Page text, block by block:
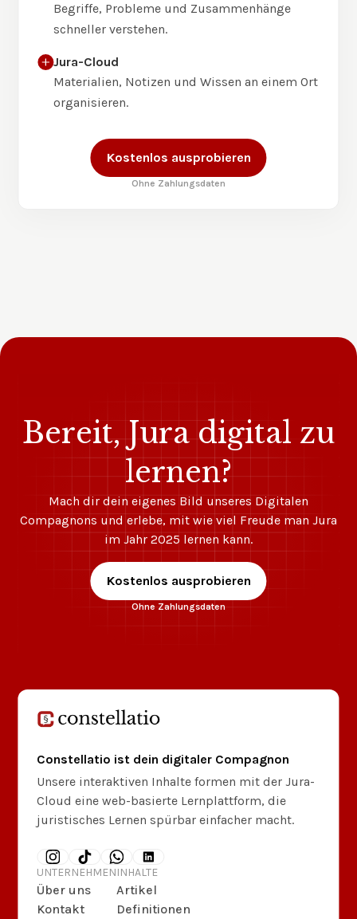
Begriffe, Probleme und Zusammenhänge
schneller verstehen.
Jura-Cloud
Materialien, Notizen und Wissen an einem Ort
organisieren.
Kostenlos ausprobieren
Ohne Zahlungsdaten
Bereit, Jura digital zu
lernen?
Mach dir dein eigenes Bild unseres Digitalen
Compagnons und erlebe, mit wie viel Freude man Jura
im Jahr 2025 lernen kann.
Kostenlos ausprobieren
Ohne Zahlungsdaten
Constellatio ist dein digitaler Compagnon
Unsere interaktiven Inhalte formen mit der Jura-
Cloud eine web-basierte Lernplattform, die
juristisches Lernen spürbar einfacher macht.
UNTERNEHMEN
Über uns
Kontakt
INHALTE
Artikel
Definitionen